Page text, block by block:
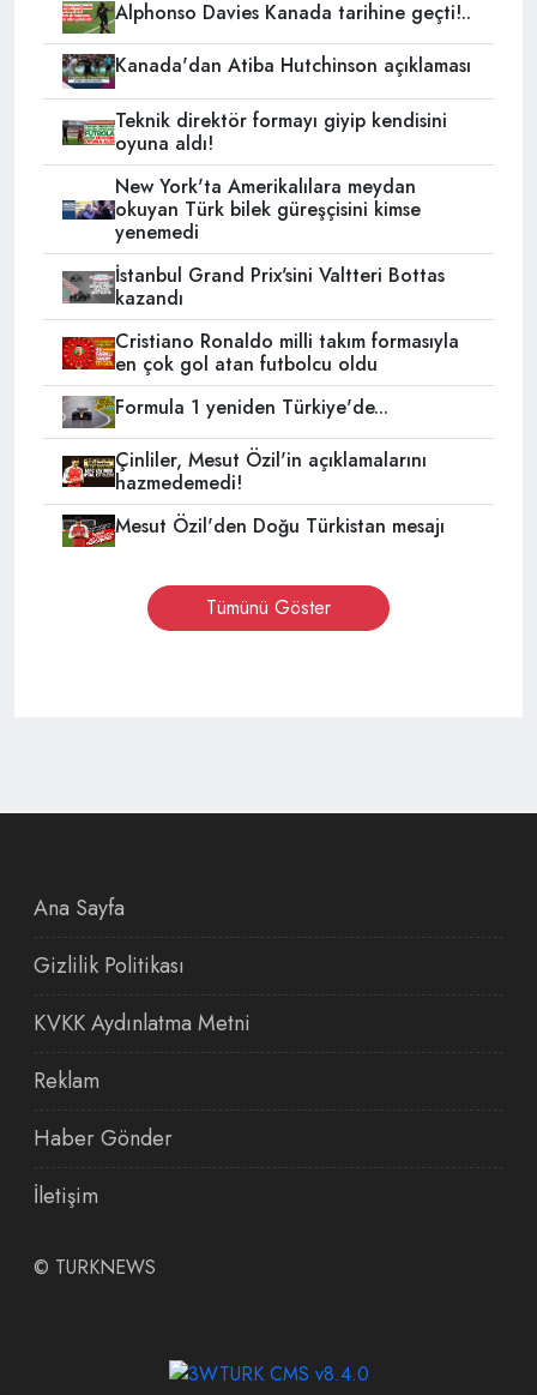
Alphonso Davies Kanada tarihine geçti!..
Kanada'dan Atiba Hutchinson açıklaması
Teknik direktör formayı giyip kendisini
oyuna aldı!
New York'ta Amerikalılara meydan
okuyan Türk bilek güreşçisini kimse
yenemedi
İstanbul Grand Prix'sini Valtteri Bottas
kazandı
Cristiano Ronaldo milli takım formasıyla
en çok gol atan futbolcu oldu
Formula 1 yeniden Türkiye'de...
Çinliler, Mesut Özil'in açıklamalarını
hazmedemedi!
Mesut Özil'den Doğu Türkistan mesajı
Tümünü Göster
Ana Sayfa
Gizlilik Politikası
KVKK Aydınlatma Metni
Reklam
Haber Gönder
İletişim
© TURKNEWS